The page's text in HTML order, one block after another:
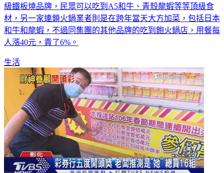
級鐵板燒品牌，民眾可以吃到A5和牛、青殼龍蝦等等頂級食
材，另一家連鎖火鍋業者則是在跨年當天大方加菜，包括日本
和牛和龍蝦，不過同集團的其他品牌的吃到飽火鍋店，用餐每
人漲40元，貴了6%。
生活